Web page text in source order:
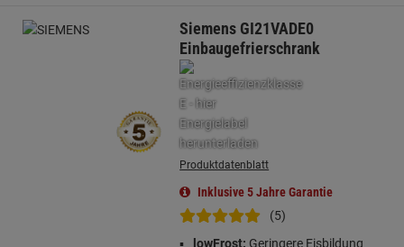
Siemens GI21VADE0
Einbaugefrierschrank
Produktdatenblatt
Inklusive 5 Jahre Garantie
(5)
lowFrost: Geringere Eisbildung